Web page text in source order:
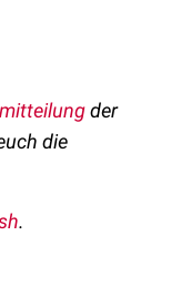
der
die
.